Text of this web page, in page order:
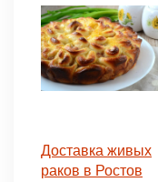
Доставка живых
раков в Ростов